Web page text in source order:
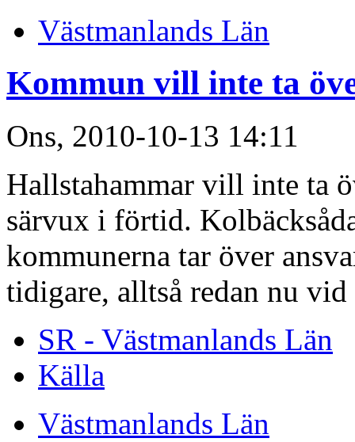
Västmanlands Län
Kommun vill inte ta
Ons, 2010-10-13 14:11
Hallstahammar vill inte ta
särvux i förtid.
kommunerna tar över
tidigare, alltså redan nu
SR - Västmanlands Län
Källa
Västmanlands Län